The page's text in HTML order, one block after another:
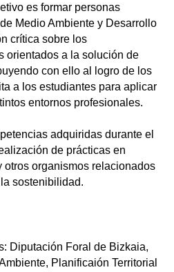
es formar personas
Medio Ambiente y Desarrollo
crítica sobre los
orientados a la solución de
con ello al logro de los
a los estudiantes para aplicar
entornos profesionales.
adquiridas durante el
de prácticas en
otros organismos relacionados
sostenibilidad.
Diputación Foral de Bizkaia,
Planificaión Territorial